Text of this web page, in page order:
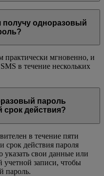
защиту учетных
всех участников
получу одноразовый
практически мгновенно, и
в течение нескольких
пароль
действия?
в течение пяти
срок действия пароля
свои данные или
учетной записи, чтобы
пароль.